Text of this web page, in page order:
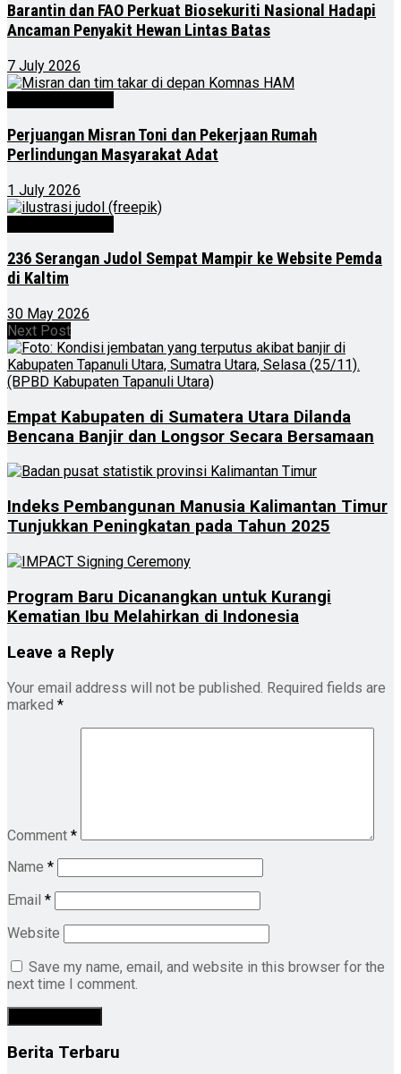
Barantin dan FAO Perkuat Biosekuriti Nasional Hadapi
Ancaman Penyakit Hewan Lintas Batas
7 July 2026
Perjuangan Misran Toni dan Pekerjaan Rumah
Perlindungan Masyarakat Adat
1 July 2026
236 Serangan Judol Sempat Mampir ke Website Pemda
di Kaltim
30 May 2026
Next Post
Empat Kabupaten di Sumatera Utara Dilanda
Bencana Banjir dan Longsor Secara Bersamaan
Indeks Pembangunan Manusia Kalimantan Timur
Tunjukkan Peningkatan pada Tahun 2025
Program Baru Dicanangkan untuk Kurangi
Kematian Ibu Melahirkan di Indonesia
Leave a Reply
Your email address will not be published. Required fields are
marked *
Comment *
Name *
Email *
Website
Save my name, email, and website in this browser for the
next time I comment.
Berita Terbaru